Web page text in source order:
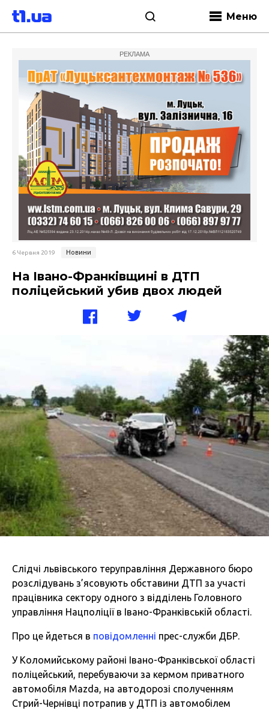
Меню
РЕКЛАМА
6 Червня 2019 Новини
На Івано-Франківщині в ДТП
поліцейський убив двох людей
Слідчі львівського теруправління Державного бюро
розслідувань з’ясовують обставини ДТП за участі
працівника сектору одного з відділень Головного
управління Нацполіції в Івано-Франківській області.
Про це йдеться в повідомленні прес-служби ДБР.
У Коломийському районі Івано-Франківської області
поліцейський, перебуваючи за кермом приватного
автомобіля Mazda, на автодорозі сполученням
Стрий-Чернівці потрапив у ДТП із автомобілем